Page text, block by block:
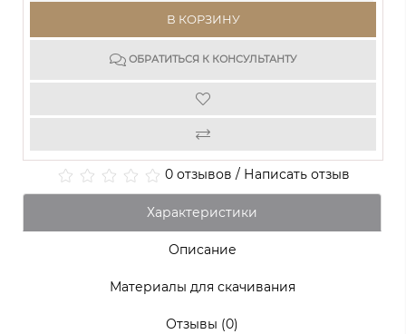
В КОРЗИНУ
ОБРАТИТЬСЯ К КОНСУЛЬТАНТУ
0 отзывов / Написать отзыв
Характеристики
Описание
Материалы для скачивания
Отзывы (0)